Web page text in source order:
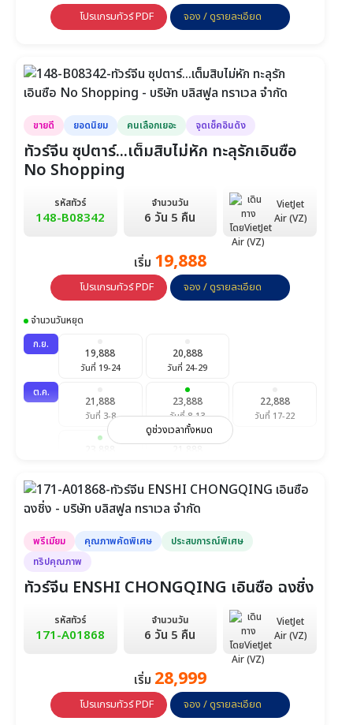
โปรแกรมทัวร์ PDF จอง / ดูรายละเอียด
ขายดี ยอดนิยม คนเลือกเยอะ จุดเช็คอินดัง
ทัวร์จีน ซุปตาร์...เต็มสิบไม่หัก ทะลุรักเอินซือ
No Shopping
รหัสทัวร์
148-B08342
จำนวนวัน
6 วัน 5 คืน
VietJet
Air (VZ)
เริ่ม 19,888
โปรแกรมทัวร์ PDF จอง / ดูรายละเอียด
จำนวนวันหยุด
ก.ย.
19,888
วันที่ 19-24
20,888
วันที่ 24-29
ต.ค.
21,888
วันที่ 3-8
23,888
วันที่ 8-13
22,888
วันที่ 17-22
พ.ย.
21,888
วันที่ 5-10
21,888
วันที่ 14-19
21,888
21,888
วันที่ 28-3 ธ.ค.
ธ.ค.
23,888 22,888 22,888
24,888 24,888
ดูช่วงเวลาทั้งหมด
พรีเมียม คุณภาพคัดพิเศษ
ประสบการณ์พิเศษ
ทริปคุณภาพ
ทัวร์จีน ENSHI CHONGQING เอินซือ ฉงชิ่ง
รหัสทัวร์
171-A01868
จำนวนวัน
6 วัน 5 คืน
VietJet
Air (VZ)
เริ่ม 28,999
โปรแกรมทัวร์ PDF จอง / ดูรายละเอียด